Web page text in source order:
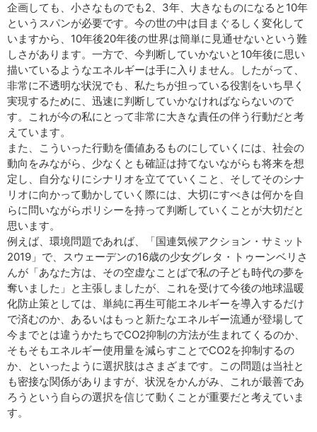
企画しても、小さなものでも2、3年、大きなものになると10年
というスパンが必要です。今の世の中は目まぐるしく変化して
いますから、10年後20年後の世界は簡単に見通せないという難
しさがあります。一方で、今判断していかないと10年後に思い
描いているようなエネルギーは手に入りません。したがって、
非常に不透明な状況でも、私たちが担っている役割をいち早く
実現するために、迅速に判断していかなければならないので
す。これが今の私にとって非常に大きな責任の伴う行動だと考
えています。
また、こういった行動を価値あるものにしていくには、社会の
動向をみながら、少なくとも確証は持てないながらも将来を想
定し、自分なりにシナリオを立てていくこと、そしてそのシナ
リオに向かって動かしていく際には、大切にすべきは何かを自
らに問いながらポリシーを持って判断していくことが大切だと
思います。
例えば、環境問題であれば、「国連気候アクション・サミット
2019」で、スウェーデンの16歳の少女グレタ・トゥーンベリさ
んが「あなた方は、その空虚なことばで私の子ども時代の夢を
奪いました」と主張しましたが、これを受けて今後の地球温暖
化防止策としては、単純に再生可能エネルギーを導入するだけ
で済むのか、あるいはもっと新たなエネルギー流通が登場して
今までとは違うかたちでCO2抑制の方法が生まれてくるのか、
そもそもエネルギー使用量を減らすことでCO2を抑制するの
か、といったように選択肢はさまざまです。この問題は当社と
も密接な関係がありますが、状況をかんがみ、これが最善であ
ろうという自らの選択を信じて動くことが重要だと考えていま
す。